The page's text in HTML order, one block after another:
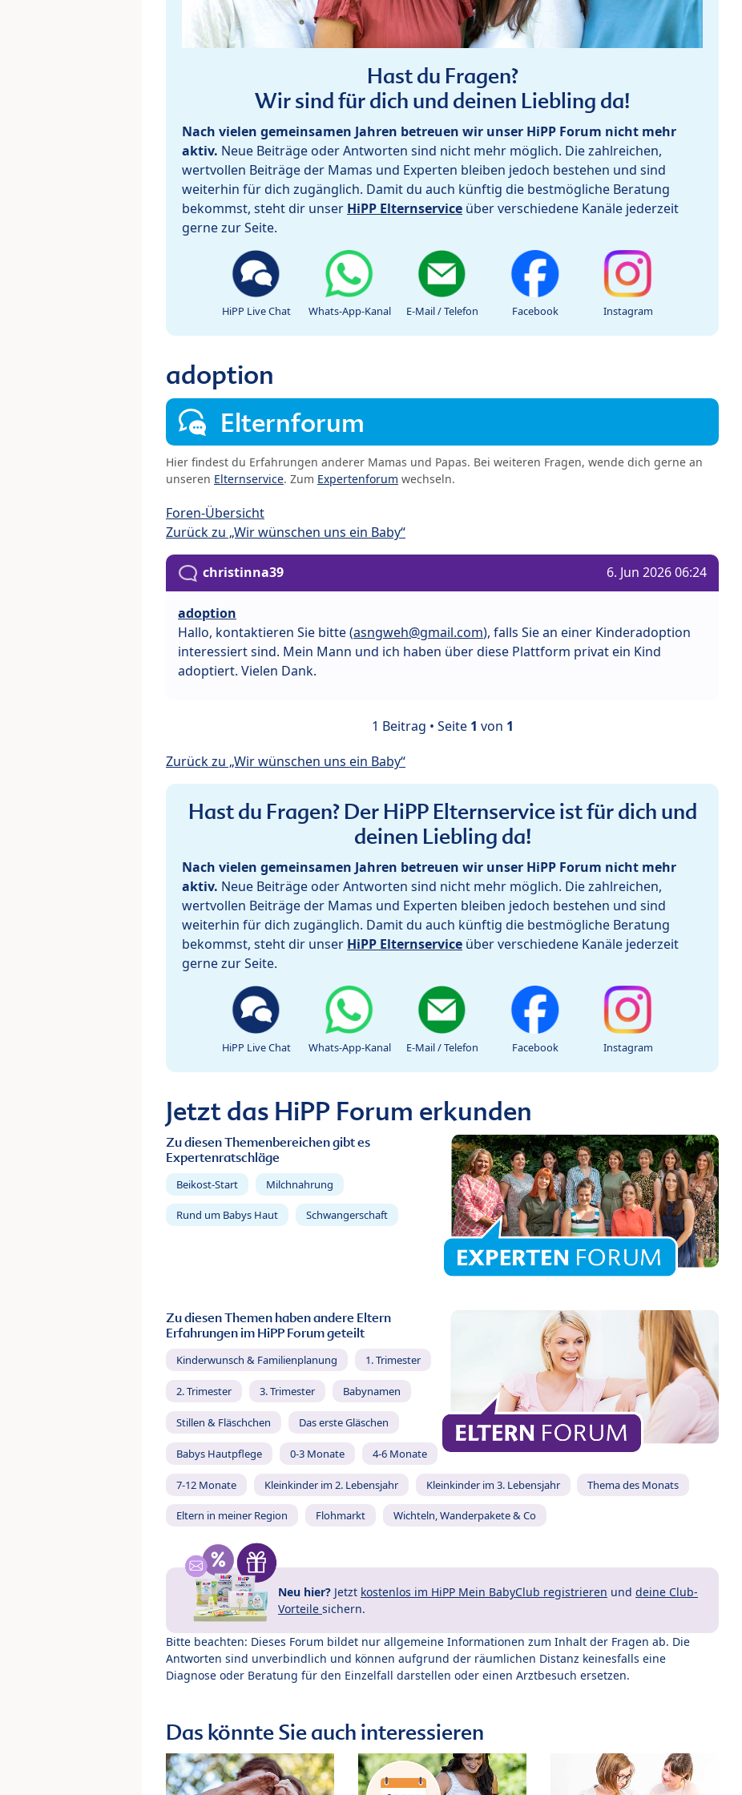
Hast du Fragen?
Wir sind für dich und deinen Liebling da!
Nach vielen gemeinsamen Jahren betreuen wir unser HiPP Forum nicht mehr
aktiv. Neue Beiträge oder Antworten sind nicht mehr möglich. Die zahlreichen,
wertvollen Beiträge der Mamas und Experten bleiben jedoch bestehen und sind
weiterhin für dich zugänglich. Damit du auch künftig die bestmögliche Beratung
bekommst, steht dir unser HiPP Elternservice über verschiedene Kanäle jederzeit
gerne zur Seite.
HiPP Live Chat Whats-App-Kanal E-Mail / Telefon Facebook Instagram
adoption
Elternforum
Hier findest du Erfahrungen anderer Mamas und Papas. Bei weiteren Fragen, wende dich gerne an
unseren Elternservice. Zum Expertenforum wechseln.
Foren-Übersicht
Zurück zu „Wir wünschen uns ein Baby“
christinna39 6. Jun 2026 06:24
adoption
Hallo, kontaktieren Sie bitte (asngweh@gmail.com), falls Sie an einer Kinderadoption
interessiert sind. Mein Mann und ich haben über diese Plattform privat ein Kind
adoptiert. Vielen Dank.
1 Beitrag • Seite 1 von 1
Zurück zu „Wir wünschen uns ein Baby“
Hast du Fragen? Der HiPP Elternservice ist für dich und
deinen Liebling da!
Nach vielen gemeinsamen Jahren betreuen wir unser HiPP Forum nicht mehr
aktiv. Neue Beiträge oder Antworten sind nicht mehr möglich. Die zahlreichen,
wertvollen Beiträge der Mamas und Experten bleiben jedoch bestehen und sind
weiterhin für dich zugänglich. Damit du auch künftig die bestmögliche Beratung
bekommst, steht dir unser HiPP Elternservice über verschiedene Kanäle jederzeit
gerne zur Seite.
HiPP Live Chat Whats-App-Kanal E-Mail / Telefon Facebook Instagram
Jetzt das HiPP Forum erkunden
Zu diesen Themenbereichen gibt es
Expertenratschläge
Beikost-Start Milchnahrung
Rund um Babys Haut Schwangerschaft
Zu diesen Themen haben andere Eltern
Erfahrungen im HiPP Forum geteilt
Kinderwunsch & Familienplanung 1. Trimester
2. Trimester 3. Trimester Babynamen
Stillen & Fläschchen Das erste Gläschen
Babys Hautpflege 0-3 Monate 4-6 Monate
7-12 Monate Kleinkinder im 2. Lebensjahr Kleinkinder im 3. Lebensjahr Thema des Monats
Eltern in meiner Region Flohmarkt Wichteln, Wanderpakete & Co
Neu hier? Jetzt kostenlos im HiPP Mein BabyClub registrieren und deine Club-
Vorteile sichern.
Bitte beachten: Dieses Forum bildet nur allgemeine Informationen zum Inhalt der Fragen ab. Die
Antworten sind unverbindlich und können aufgrund der räumlichen Distanz keinesfalls eine
Diagnose oder Beratung für den Einzelfall darstellen oder einen Arztbesuch ersetzen.
Das könnte Sie auch interessieren